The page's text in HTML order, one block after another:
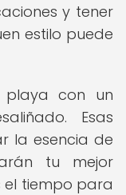
y tener
estilo puede
con un
Esas
la esencia de
tu mejor
el tiempo para